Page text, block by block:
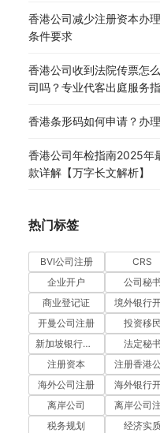
香港公司减少注册资本办
条件要求
香港公司收到法院传票怎
司吗？专业代客出庭服务
香港条形码如何申请？办
香港公司年检指南2025年
款详解【万字长文解析】
热门标签
BVI公司注册 CRS
企业开户
公司秘
商业登记证
境外银行
开曼公司注册
投资移民
新加坡银行开户
法定秘
注册资本
注册香港
海外公司注册
海外银行
离岸公司
离岸公司
税务规划
经济实